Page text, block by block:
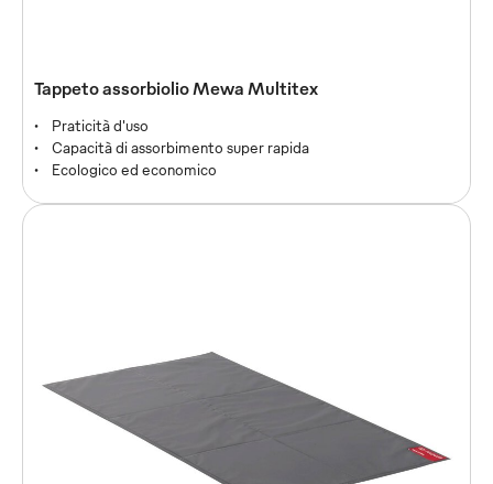
Tappeto assorbiolio Mewa Multitex
Praticità d'uso
Capacità di assorbimento super rapida
Ecologico ed economico